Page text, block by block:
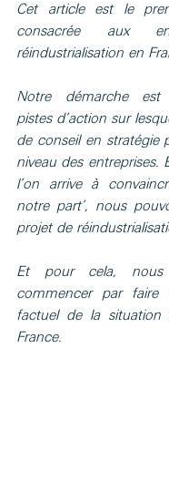
Cet article est le
consacrée aux
réindustrialisation en
Notre démarche est
pistes d’action sur
de conseil en stratégie
niveau des entreprises.
l’on arrive à
notre part’, nous
projet de
Et pour cela, nous
commencer par
factuel de la situation
France.